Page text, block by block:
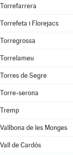
Torrefarrera
Torrefeta i Florejacs
Torregrossa
Torrelameu
Torres de Segre
Torre-serona
Tremp
Vallbona de les Monges
Vall de Cardós